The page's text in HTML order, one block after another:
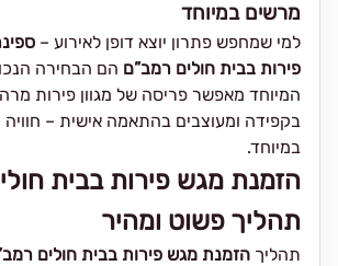
מרשים במיוחד
למי שמחפש פתרון יוצא דופן לאירוע –
פירות בבית חולים רמב”ם הם הבחירה
המיוחד מאפשר פריסה של מגוון פירות
בקפידה ומעוצבים בהתאמה אישית – חוויה
במיוחד.
הזמנת מגש פירות בבית
תהליך פשוט ומהיר
תהליך הזמנת מגש פירות בבית חולים